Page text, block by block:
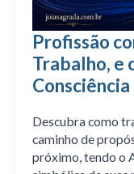
Profissão
Trabalho, e
Consciência
Descubra como
caminho de
próximo, tendo o